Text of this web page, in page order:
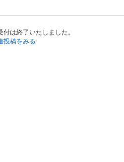
は終了いたしました。
投稿をみる